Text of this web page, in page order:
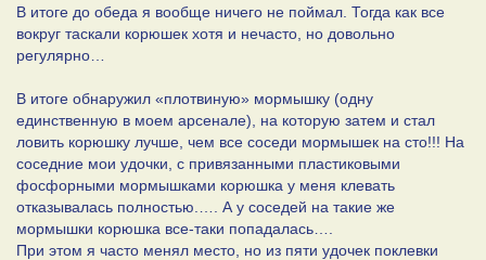
В итоге до обеда я вообще ничего не поймал. Тогда как все
вокруг таскали корюшек хотя и нечасто, но довольно
регулярно…
В итоге обнаружил «плотвиную» мормышку (одну
единственную в моем арсенале), на которую затем и стал
ловить корюшку лучше, чем все соседи мормышек на сто!!! На
соседние мои удочки, с привязанными пластиковыми
фосфорными мормышками корюшка у меня клевать
отказывалась полностью.…. А у соседей на такие же
мормышки корюшка все-таки попадалась….
При этом я часто менял место, но из пяти удочек поклевки